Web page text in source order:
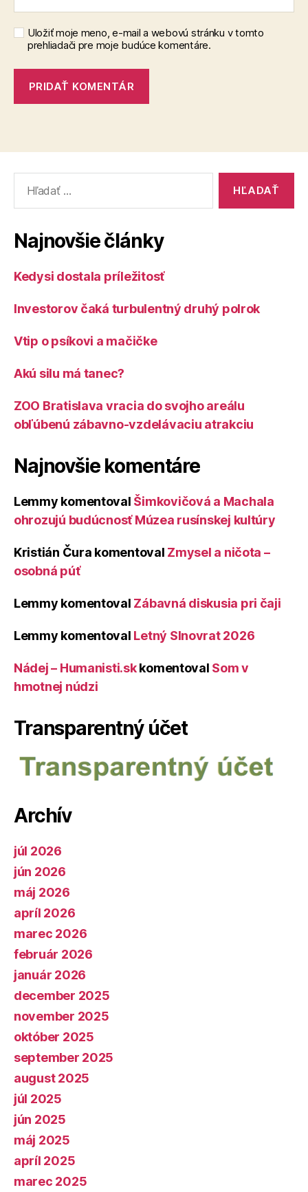
Uložiť moje meno, e-mail a webovú stránku v tomto
prehliadači pre moje budúce komentáre.
Najnovšie články
Kedysi dostala príležitosť
Investorov čaká turbulentný druhý polrok
Vtip o psíkovi a mačičke
Akú silu má tanec?
ZOO Bratislava vracia do svojho areálu
obľúbenú zábavno-vzdelávaciu atrakciu
Najnovšie komentáre
Lemmy komentoval Šimkovičová a Machala
ohrozujú budúcnosť Múzea rusínskej kultúry
Kristián Čura komentoval Zmysel a ničota –
osobná púť
Lemmy komentoval Zábavná diskusia pri čaji
Lemmy komentoval Letný Slnovrat 2026
Nádej – Humanisti.skkomentoval Som v
hmotnej núdzi
Transparentný účet
Archív
júl 2026
jún 2026
máj 2026
apríl 2026
marec 2026
február 2026
január 2026
december 2025
november 2025
október 2025
september 2025
august 2025
júl 2025
jún 2025
máj 2025
apríl 2025
marec 2025